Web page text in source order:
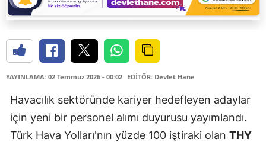
YAYINLAMA: 02 Temmuz 2026 - 00:02 EDİTÖR: Devlet Hane
Havacılık sektöründe kariyer hedefleyen adaylar
için yeni bir personel alımı duyurusu yayımlandı.
Türk Hava Yolları'nın yüzde 100 iştiraki olan THY